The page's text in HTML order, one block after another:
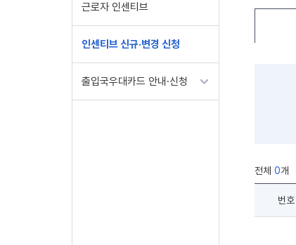
근로자 인센티브
인센티브 신규·변경 신청
출입국우대카드 안내·신청
전체 0개
번호